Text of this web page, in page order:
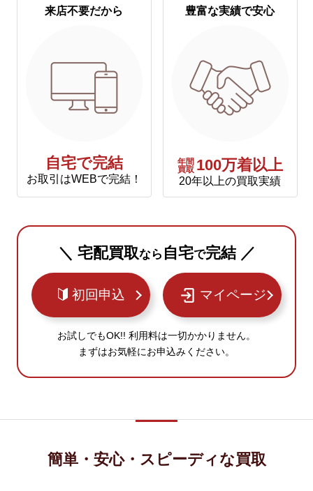
来店不要だから
自宅で完結
お取引はWEBで完結！
豊富な実績で安心
年間
買取 100万着以上
20年以上の買取実績
＼ 宅配買取なら 自宅で完結 ／
初回申込 マイページ
お試しでもOK!! 利用料は一切かかりません。
まずはお気軽にお申込みください。
簡単・安心・スピーディな買取